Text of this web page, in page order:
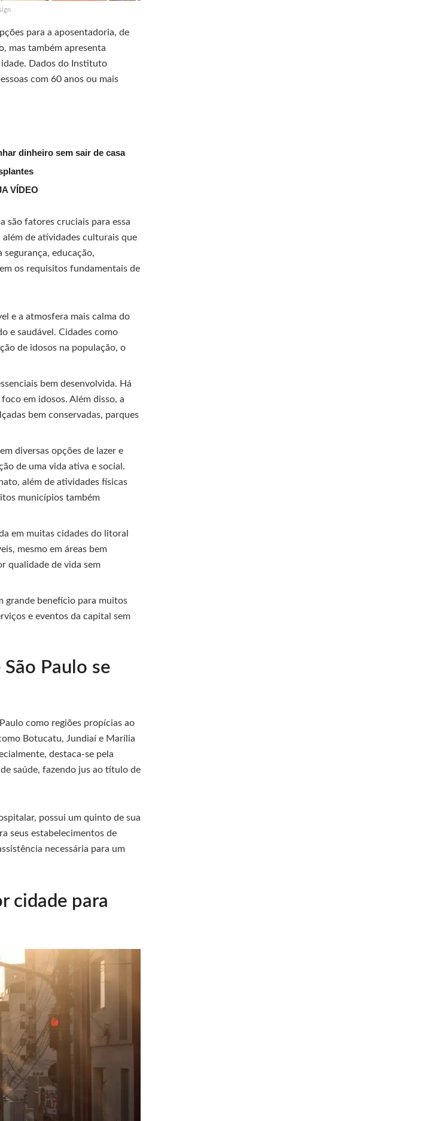
para a aposentadoria, de
mas também apresenta
Dados do Instituto
com 60 anos ou mais
dinheiro sem sair de casa
VÍDEO
são fatores cruciais para essa
além de atividades culturais que
segurança, educação,
os requisitos fundamentais de
e a atmosfera mais calma do
e saudável. Cidades como
de idosos na população, o
bem desenvolvida. Há
em idosos. Além disso, a
bem conservadas, parques
diversas opções de lazer e
de uma vida ativa e social.
além de atividades físicas
municípios também
em muitas cidades do litoral
mesmo em áreas bem
qualidade de vida sem
grande benefício para muitos
e eventos da capital sem
Paulo se
como regiões propícias ao
Botucatu, Jundiaí e Marília
destaca-se pela
saúde, fazendo jus ao título de
possui um quinto de sua
seus estabelecimentos de
necessária para um
cidade para